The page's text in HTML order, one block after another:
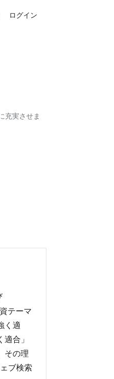
ログイン
充実させま
テーマ
く適
合」
その理
ブ検索